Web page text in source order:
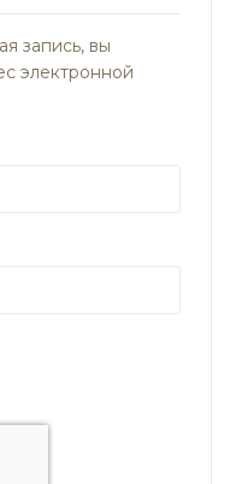
запись, вы
электронной